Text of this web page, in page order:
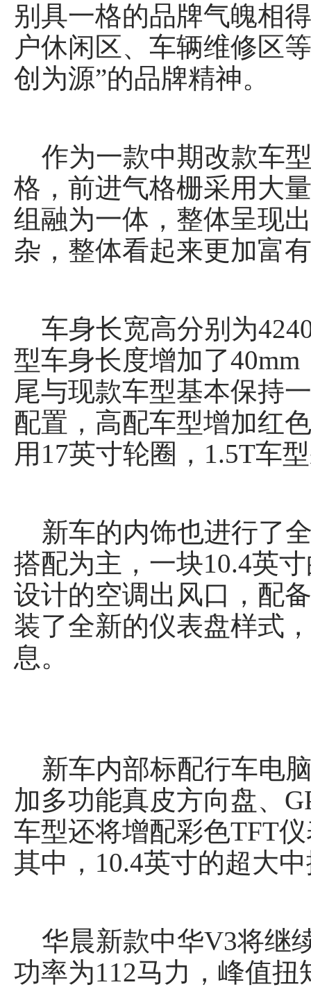
别具一格的品牌气魄相
户休闲区、车辆维修区
创为源”的品牌精神。
作为一款中期改款车
格，前进气格栅采用大
组融为一体，整体呈现
杂，整体看起来更加富
车身长宽高分别为
型车身长度增加了
尾与现款车型基本保持
配置，高配车型增加红
用17英寸轮圈，1.5T车
新车的内饰也进行了
搭配为主，一块10.4英
设计的空调出风口，配
装了全新的仪表盘样式
息。
新车内部标配行车电
加多功能真皮方向盘、
车型还将增配彩色TFT
其中，10.4英寸的超大
华晨新款中华V3将继
功率为112马力，峰值扭